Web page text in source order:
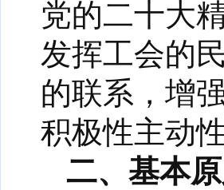
党的二十大
发挥工会的
的联系，增
积极性主动
二、基本原